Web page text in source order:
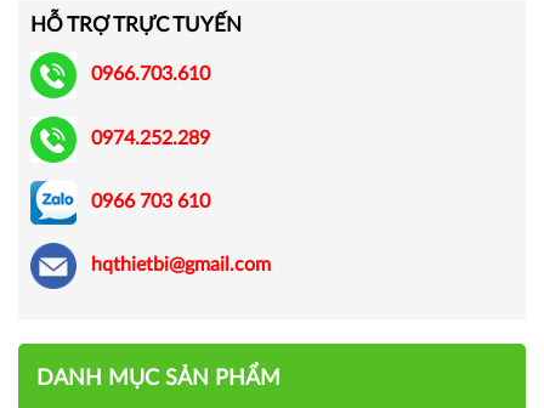
HỖ TRỢ TRỰC TUYẾN
0966.703.610
0974.252.289
0966 703 610
hqthietbi@gmail.com
DANH MỤC SẢN PHẨM